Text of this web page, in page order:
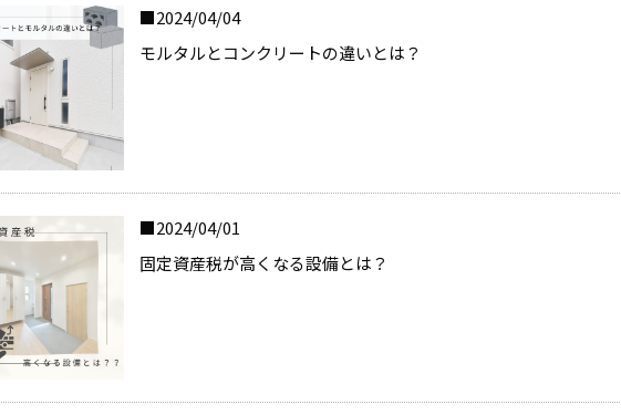
2024/04/04
モルタルとコンクリートの違いとは？
2024/04/01
固定資産税が高くなる設備とは？